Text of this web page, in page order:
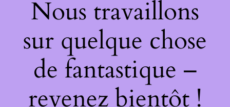
Nous travaillons
sur quelque chose
de fantastique –
revenez bientôt !